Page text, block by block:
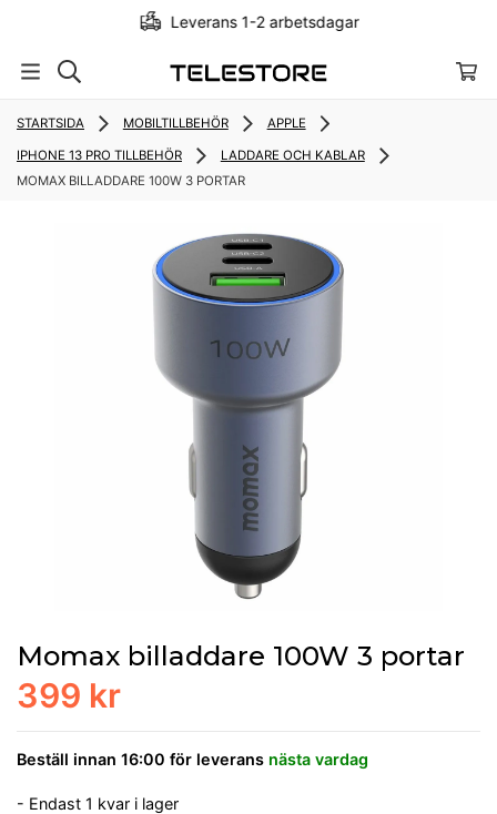
Leverans 1-2 arbetsdagar
STARTSIDA MOBILTILLBEHÖR APPLE
IPHONE 13 PRO TILLBEHÖR
LADDARE OCH KABLAR
MOMAX BILLADDARE 100W 3 PORTAR
Momax billaddare 100W 3 portar
399 kr
Beställ innan 16:00 för leverans nästa vardag
- Endast 1 kvar i lager